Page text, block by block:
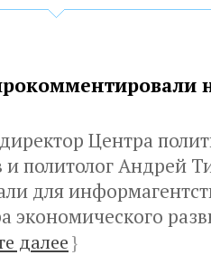
Центра
и политолог Андрей
для
экономического
далее}